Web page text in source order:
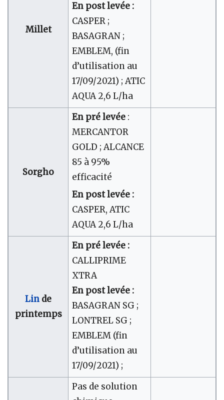
Millet
En post levée :
CASPER ;
BASAGRAN ;
EMBLEM, (fin
d’utilisation au
17/09/2021) ; ATIC
AQUA 2,6 L/ha
Sorgho
En pré levée:
MERCANTOR
GOLD ; ALCANCE
85 à 95%
efficacité
En post levée :
CASPER, ATIC
AQUA 2,6 L/ha
Lin de
printemps
En pré levée :
CALLIPRIME
XTRA
En post levée :
BASAGRAN SG ;
LONTREL SG ;
EMBLEM (fin
d’utilisation au
17/09/2021) ;
Pas de solution